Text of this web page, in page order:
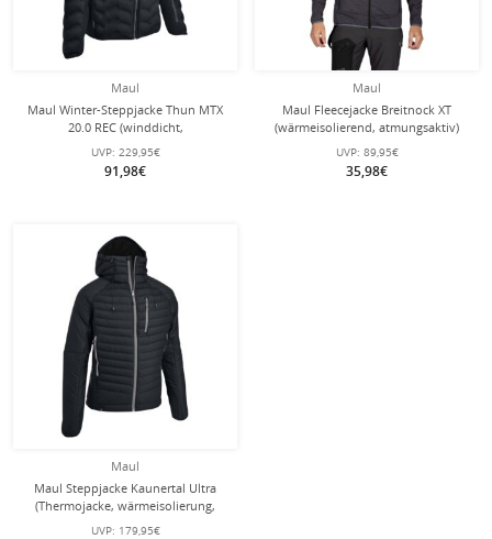
Maul
Maul Winter-Steppjacke Thun MTX
20.0 REC (winddicht,
wärmeisolierung, atmungsaktiv)
schwarz Herren
UVP: 229,95€
91,98€
Maul
Maul Fleecejacke Breitnock XT
(wärmeisolierend, atmungsaktiv)
dunkelgrau Herren
UVP: 89,95€
35,98€
Maul
Maul Steppjacke Kaunertal Ultra
(Thermojacke, wärmeisolierung,
atmungsaktiv) schwarz Herren
UVP: 179,95€